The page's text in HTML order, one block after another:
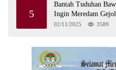
5
Bantah Tuduhan Bawa
Ingin Meredam
02/11/2025 3589